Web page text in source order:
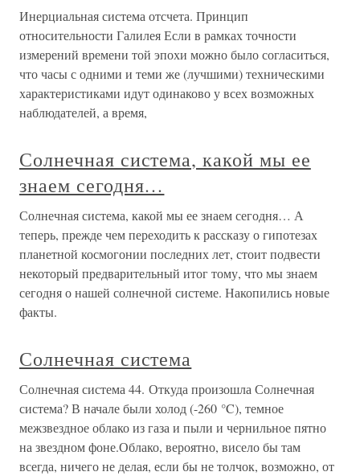
Инерциальная система отсчета. Принцип
относительности Галилея Если в рамках точности
измерений времени той эпохи можно было согласиться,
что часы с одними и теми же (лучшими) техническими
характеристиками идут одинаково у всех возможных
наблюдателей, а время,
Солнечная система, какой мы ее
знаем сегодня…
Солнечная система, какой мы ее знаем сегодня… А
теперь, прежде чем переходить к рассказу о гипотезах
планетной космогонии последних лет, стоит подвести
некоторый предварительный итог тому, что мы знаем
сегодня о нашей солнечной системе. Накопились новые
факты.
Солнечная система
Солнечная система 44. Откуда произошла Солнечная
система? В начале были холод (-260 °C), темное
межзвездное облако из газа и пыли и чернильное пятно
на звездном фоне.Облако, вероятно, висело бы там
всегда, ничего не делая, если бы не толчок, возможно, от